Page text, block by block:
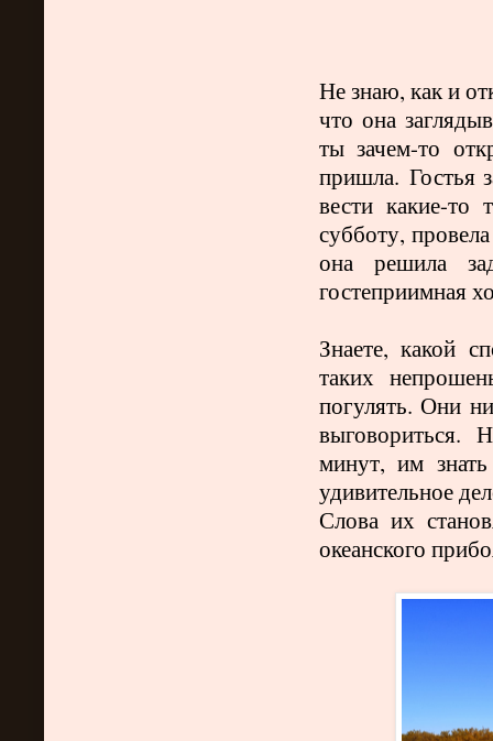
Не знаю, как и
что она
ты зачем-то
пришла.Гостья
вести какие-
субботу,
она решила
гостеприимная
Знаете, какой
таких
погулять. Они
выговориться.
минут, им
удивительное
Слова их
океанского